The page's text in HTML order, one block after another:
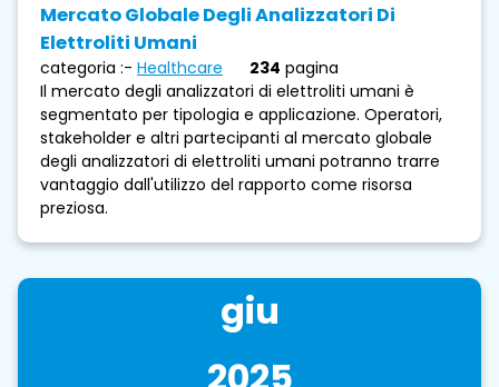
Mercato Globale Degli Analizzatori Di
Elettroliti Umani
categoria :- Healthcare 234 pagina
Il mercato degli analizzatori di elettroliti umani è
segmentato per tipologia e applicazione. Operatori,
stakeholder e altri partecipanti al mercato globale
degli analizzatori di elettroliti umani potranno trarre
vantaggio dall'utilizzo del rapporto come risorsa
preziosa.
giu